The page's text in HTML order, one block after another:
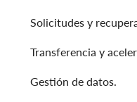
Solicitudes y
Transferencia y
Gestión de datos.